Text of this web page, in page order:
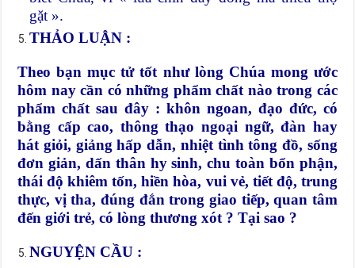
gặt ».
THẢO LUẬN :
Theo bạn mục tử tốt như lòng Chúa mong ước
hôm nay cần có những phẩm chất nào trong các
phẩm chất sau đây : khôn ngoan, đạo đức, có
bằng cấp cao, thông thạo ngoại ngữ, đàn hay
hát giỏi, giảng hấp dẫn, nhiệt tình tông đồ, sống
đơn giản, dấn thân hy sinh, chu toàn bổn phận,
thái độ khiêm tốn, hiền hòa, vui vẻ, tiết độ, trung
thực, vị tha, đúng đắn trong giao tiếp, quan tâm
đến giới trẻ, có lòng thương xót ? Tại sao ?
NGUYỆN CẦU :